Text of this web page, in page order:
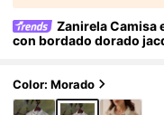
Zanirela Camisa
con bordado dorado
Color: Morado